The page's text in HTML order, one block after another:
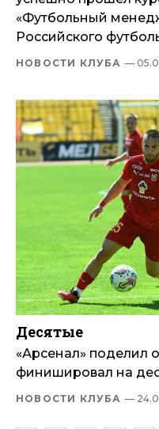
«Футбольный
Российского
НОВОСТИ КЛУБА —
Десятые
«Арсенал» поделил
финишировал на
НОВОСТИ КЛУБА —